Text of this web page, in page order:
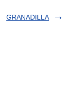
GRANADILLA